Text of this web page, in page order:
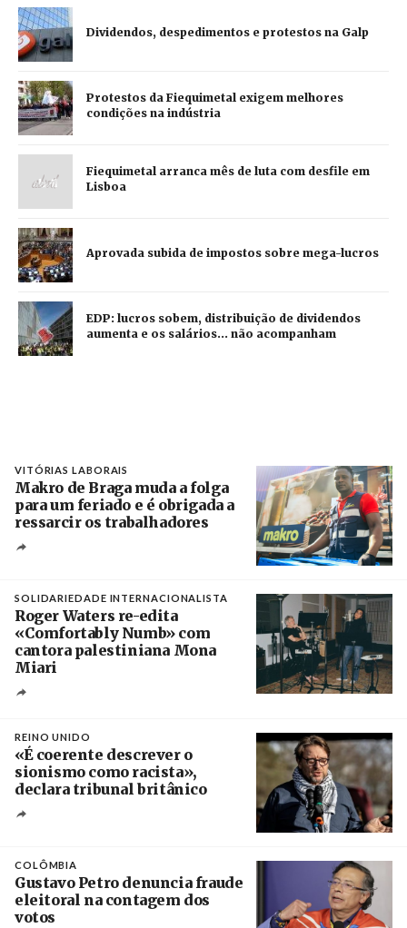
Dividendos, despedimentos e protestos na Galp
Protestos da Fiequimetal exigem melhores
condições na indústria
Fiequimetal arranca mês de luta com desfile em
Lisboa
Aprovada subida de impostos sobre mega-lucros
EDP: lucros sobem, distribuição de dividendos
aumenta e os salários... não acompanham
VITÓRIAS LABORAIS
Makro de Braga muda a folga
para um feriado e é obrigada a
ressarcir os trabalhadores
SOLIDARIEDADE INTERNACIONALISTA
Roger Waters re-edita
«Comfortably Numb» com
cantora palestiniana Mona
Miari
REINO UNIDO
«É coerente descrever o
sionismo como racista»,
declara tribunal britânico
COLÔMBIA
Gustavo Petro denuncia fraude
eleitoral na contagem dos
votos